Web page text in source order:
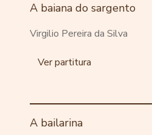
A baiana do sargento
Virgilio Pereira da Silva
Ver partitura
A bailarina